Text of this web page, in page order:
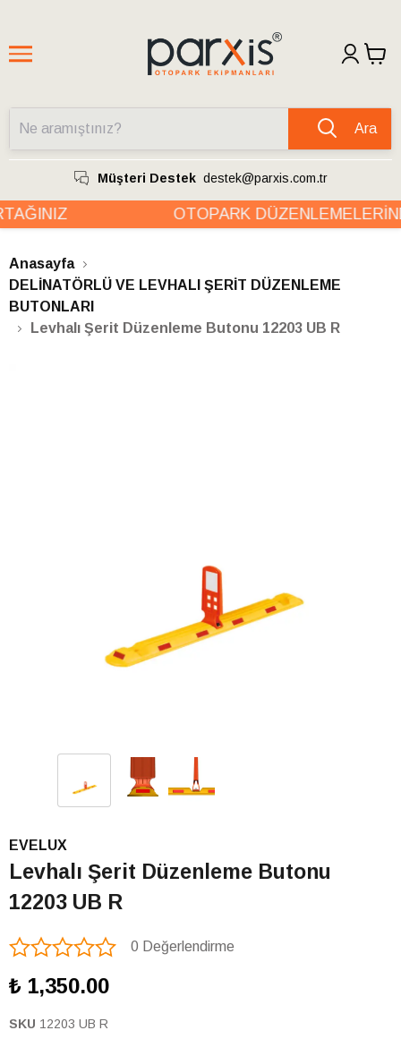
Ara
Müşteri Destek destek@parxis.com.tr
OTOPARK
Anasayfa
DELİNATÖRLÜ VE LEVHALI ŞERİT DÜZENLEME
BUTONLARI
Levhalı Şerit Düzenleme Butonu 12203 UB R
EVELUX
Levhalı Şerit Düzenleme Butonu
12203 UB R
0 Değerlendirme
₺ 1,350.00
SKU 12203 UB R